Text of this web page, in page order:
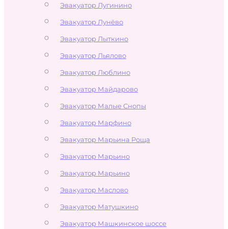
Эвакуатор Лугинино
Эвакуатор Лунёво
Эвакуатор Лыткино
Эвакуатор Льялово
Эвакуатор Люблино
Эвакуатор Майдарово
Эвакуатор Малые Снопы
Эвакуатор Марфино
Эвакуатор Марьина Роща
Эвакуатор Марьино
Эвакуатор Марьино
Эвакуатор Маслово
Эвакуатор Матушкино
Эвакуатор Машкинское шоссе